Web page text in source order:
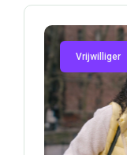
Vrijwilliger